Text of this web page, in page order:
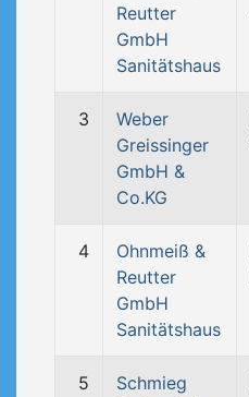
Reutter
GmbH
Sanitätshaus
3
Weber
Greissinger
GmbH &
Co.KG
4
Ohnmeiß &
Reutter
GmbH
Sanitätshaus
5
Schmieg